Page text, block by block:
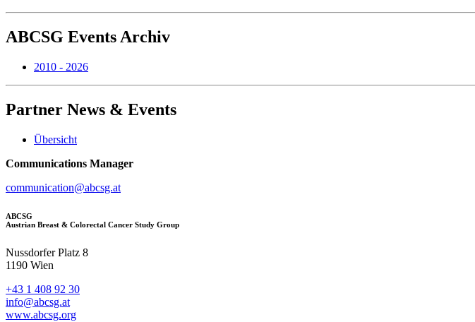
ABCSG Events Archiv
2010 - 2026
Partner News & Events
Übersicht
Communications Manager
communication@abcsg.at
ABCSG
Austrian Breast & Colorectal Cancer Study Group
Nussdorfer Platz 8
1190 Wien
+43 1 408 92 30
info@abcsg.at
www.abcsg.org